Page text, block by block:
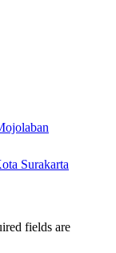
Surakarta
fields are